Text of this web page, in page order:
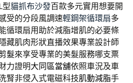
型貓抓布沙發百款多元實用想要開
受的分段風調速輕鋼架循環扇多
循環扇用助於減脂增肌的必要條
藏肌肉形狀直播效果專業設計師
髮來享受專業的美髮服務哪支票
力證明大同區當舖依照車況及車
腎非侵入式電磁科技肌動減脂手